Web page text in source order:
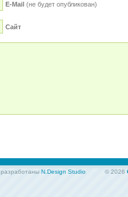
E-Mail (не будет опубликован)
Сайт
разработаны N.Design Studio © 2026